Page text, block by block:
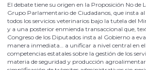
El debate tiene su origen en la Proposición No de
Grupo Parlamentario de Ciudadanos, que insta
todos los servicios veterinarios bajo la tutela del
y a una posterior enmienda transaccional que,
Congreso de los Diputados insta al Gobierno a
manera inmediata… a unificar a nivel central en
competencias estatales sobre la gestión de los
materia de seguridad y producción